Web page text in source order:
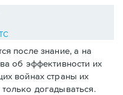
после знание, а на
об эффективности их
войнах страны их
догадываться.